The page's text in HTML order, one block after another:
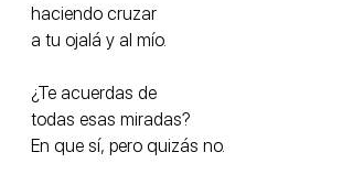
haciendo cruzar
a tu ojalá y al mío.
¿Te acuerdas de
todas esas miradas?
En que sí, pero quizás no.